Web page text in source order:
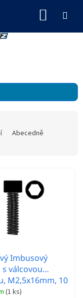
Abecedně
Imbusový
válcovou
M2,5x16mm, 10
(1 ks)